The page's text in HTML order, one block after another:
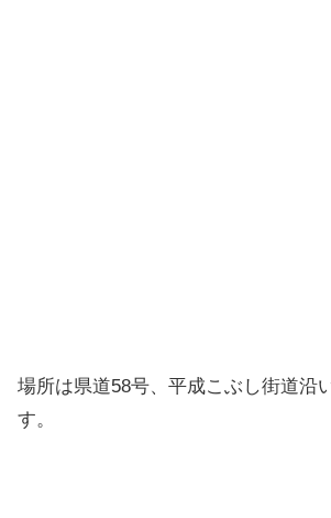
場所は県道58号、平成こぶし街道沿
す。